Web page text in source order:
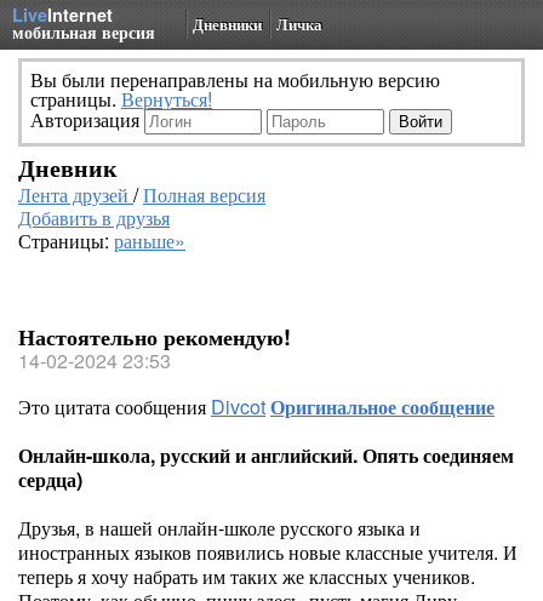
LiveInternet
мобильная версия Дневники Личка
Вы были перенаправлены на мобильную версию
страницы. Вернуться!
Авторизация
Дневник
Лента друзей /Полная версия
Добавить в друзья
Страницы: раньше»
Настоятельно рекомендую!
14-02-2024 23:53
Это цитата сообщения DivcotОригинальное сообщение
Онлайн-школа, русский и английский. Опять соединяем
сердца)
Друзья, в нашей онлайн-школе русского языка и
иностранных языков появились новые классные учителя. И
теперь я хочу набрать им таких же классных учеников.